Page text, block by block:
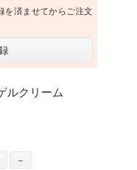
を済ませてからご注文
ルクリーム
－